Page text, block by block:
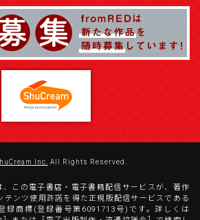
Inc. All Rights Reserved.
、この電子書店・電子書籍配信サービスが、著作
テンツ使用許諾を得た正規版配信サービスである
録商標(登録番号第6091713号)です。詳しくは